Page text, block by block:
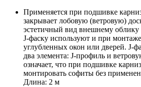
Применяется при подшивке
закрывает лобовую (ветровую)
эстетичный вид внешнему
J-фаску используют и при
углубленных окон или дверей. J-
два элемента: J-профиль и
означает, что при подшивке
монтировать софиты без
Длина: 2 м